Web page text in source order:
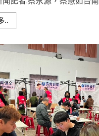
..
more
獅
300E-
1
區
2024-
2025
年
度
年
會